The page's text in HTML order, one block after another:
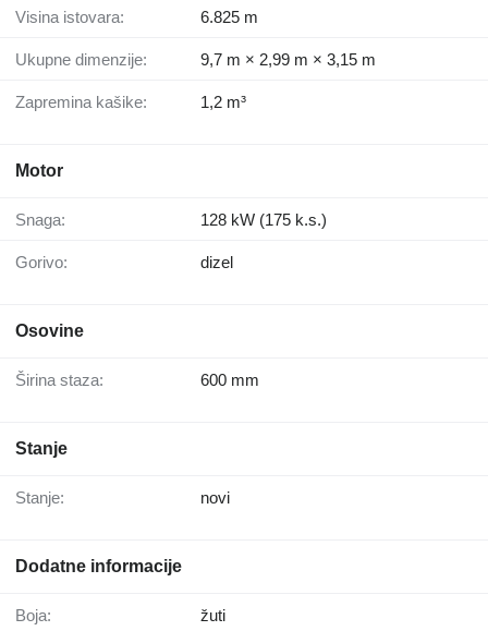
Visina istovara: 6.825 m
Ukupne dimenzije: 9,7 m × 2,99 m × 3,15 m
Zapremina kašike: 1,2 m³
Motor
Snaga: 128 kW (175 k.s.)
Gorivo: dizel
Osovine
Širina staza: 600 mm
Stanje
Stanje: novi
Dodatne informacije
Boja: žuti